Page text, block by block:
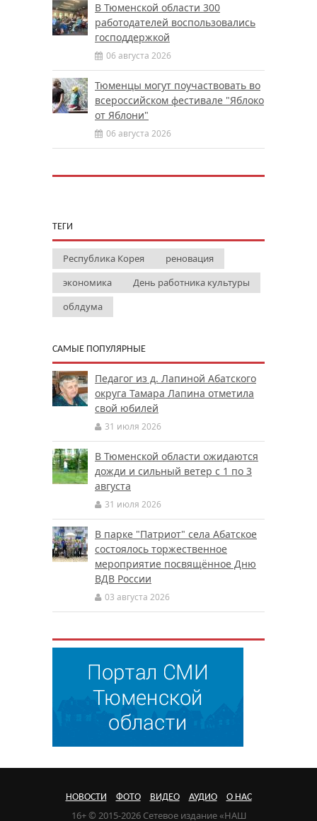
В Тюменской области 300
работодателей воспользовались
господдержкой
06 августа 2026
Тюменцы могут поучаствовать во
всероссийском фестивале "Яблоко
от Яблони"
06 августа 2026
ТЕГИ
Республика Корея
реновация
экономика
День работника культуры
облдума
САМЫЕ ПОПУЛЯРНЫЕ
Педагог из д. Лапиной Абатского
округа Тамара Лапина отметила
свой юбилей
31 июля 2026
В Тюменской области ожидаются
дожди и сильный ветер с 1 по 3
августа
31 июля 2026
В парке "Патриот" села Абатское
состоялось торжественное
мероприятие посвящённое Дню
ВДВ России
03 августа 2026
НОВОСТИ ФОТО ВИДЕО АУДИО О НАС
16+ © 2015-2026 Сетевое издание «НАШ